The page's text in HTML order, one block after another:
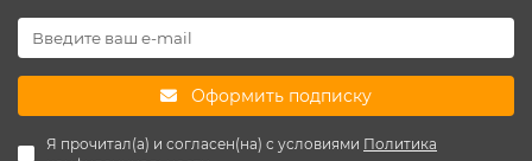
Оформить подписку
Я прочитал(а) и согласен(на) с условиями Политика